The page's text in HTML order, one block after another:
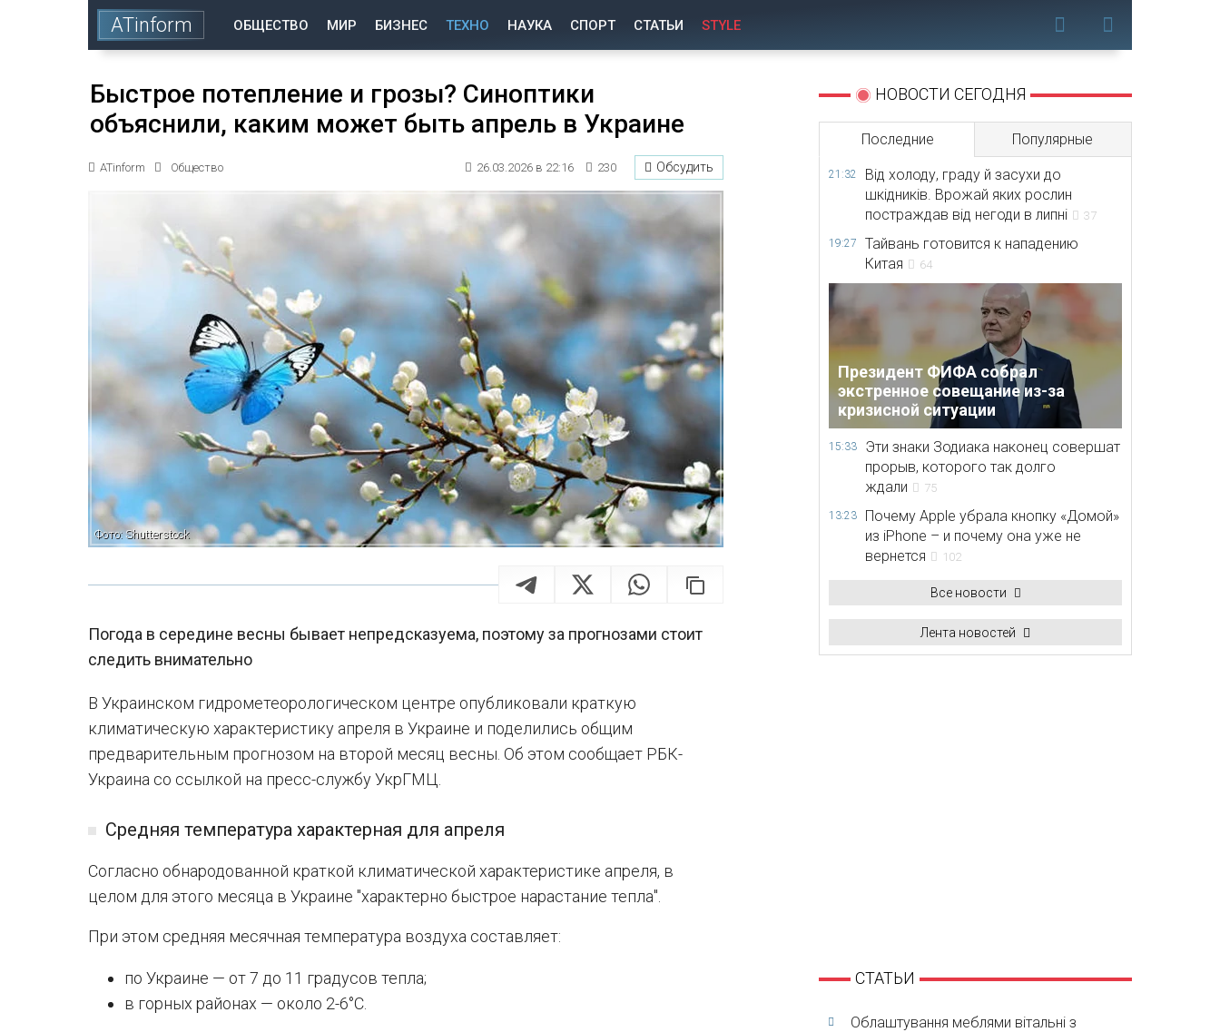
ATinform ОБЩЕСТВО МИР БИЗНЕС ТЕХНО НАУКА СПОРТ СТАТЬИ STYLE
Быстрое потепление и грозы? Синоптики
объяснили, каким может быть апрель в Украине
ATinform Общество 26.03.2026 в 22:16 230 Обсудить
Фото: Shutterstock
Погода в середине весны бывает непредсказуема, поэтому за прогнозами стоит
следить внимательно
В Украинском гидрометеорологическом центре опубликовали краткую
климатическую характеристику апреля в Украине и поделились общим
предварительным прогнозом на второй месяц весны. Об этом сообщает РБК-
Украина со ссылкой на пресс-службу УкрГМЦ.
Средняя температура характерная для апреля
Согласно обнародованной краткой климатической характеристике апреля, в
целом для этого месяца в Украине "характерно быстрое нарастание тепла".
При этом средняя месячная температура воздуха составляет:
по Украине — от 7 до 11 градусов тепла;
в горных районах — около 2-6°C.
НОВОСТИ СЕГОДНЯ
Последние Популярные
21:32
Від холоду, граду й засухи до
шкідників. Врожай яких рослин
постраждав від негоди в липні
37
19:27
Тайвань готовится к нападению
Китая
64
Президент ФИФА собрал
экстренное совещание из-за
кризисной ситуации
15:33
Эти знаки Зодиака наконец совершат
прорыв, которого так долго
ждали
75
13:23
Почему Apple убрала кнопку «Домой»
из iPhone – и почему она уже не
вернется
102
Все новости
Лента новостей
СТАТЬИ
Облаштування меблями вітальні з